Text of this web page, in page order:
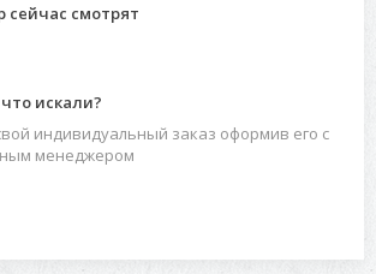
сейчас смотрят
искали?
индивидуальный заказ оформив его с
менеджером